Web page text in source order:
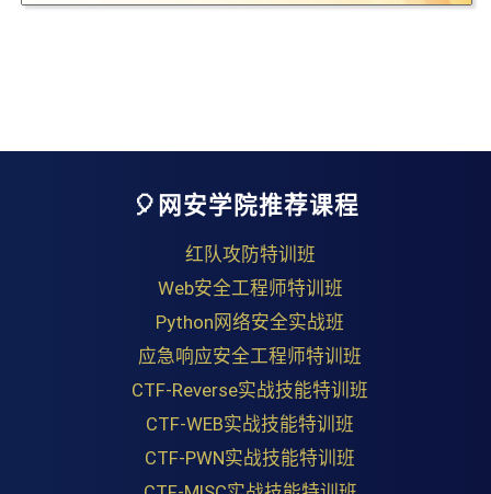
🎈网安学院推荐课程
红队攻防特训班
Web安全工程师特训班
Python网络安全实战班
应急响应安全工程师特训班
CTF-Reverse实战技能特训班
CTF-WEB实战技能特训班
CTF-PWN实战技能特训班